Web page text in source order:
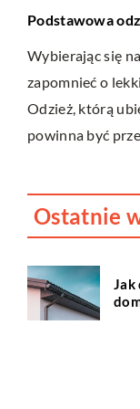
w
Podstawowa
Wybierając się
zapomnieć o
Odzież, którą
powinna być
Ostatnie
Jak